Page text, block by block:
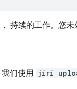
持续的工作。您未
们使用 jiri